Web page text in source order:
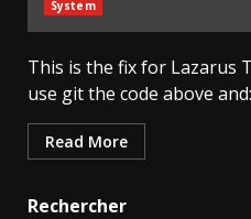
System
This is the fix for Lazarus
use git the code above and:
Read More
Rechercher